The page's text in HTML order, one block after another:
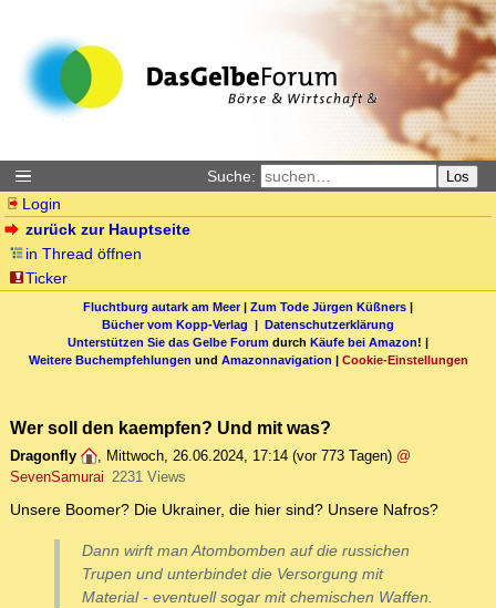
Suche: Los
Login
zurück zur Hauptseite
in Thread öffnen
Ticker
Fluchtburg autark am Meer| Zum Tode Jürgen Küßners |
Bücher vom Kopp-Verlag | Datenschutzerklärung
Unterstützen Sie das Gelbe Forum durch Käufe bei Amazon! |
Weitere Buchempfehlungen und Amazonnavigation | Cookie-Einstellungen
Wer soll den kaempfen? Und mit was?
Dragonfly , Mittwoch, 26.06.2024, 17:14 (vor 773 Tagen) @
SevenSamurai 2231 Views
Unsere Boomer? Die Ukrainer, die hier sind? Unsere Nafros?
Dann wirft man Atombomben auf die russichen
Trupen und unterbindet die Versorgung mit
Material - eventuell sogar mit chemischen Waffen.